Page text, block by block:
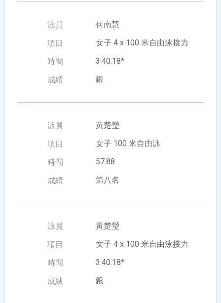
何南慧
女子 4 x 100 米自由泳接力
3:40.18*
銀
黃楚瑩
女子 100 米自由泳
57.88
第八名
黃楚瑩
女子 4 x 100 米自由泳接力
3:40.18*
銀